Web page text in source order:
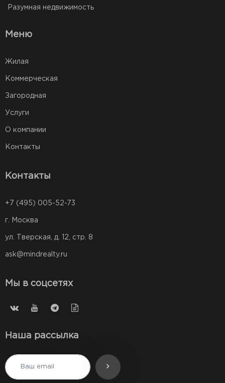
Разумная недвижимость
Меню
Жилая
Коммерческая
Загородная
Услуги
О компании
Контакты
Контакты
+7 (495) 005-52-73
г. Москва
ул. Тверская, д. 12, стр. 8
ask@mindrealty.ru
Мы в соцсетях
Наша рассылка